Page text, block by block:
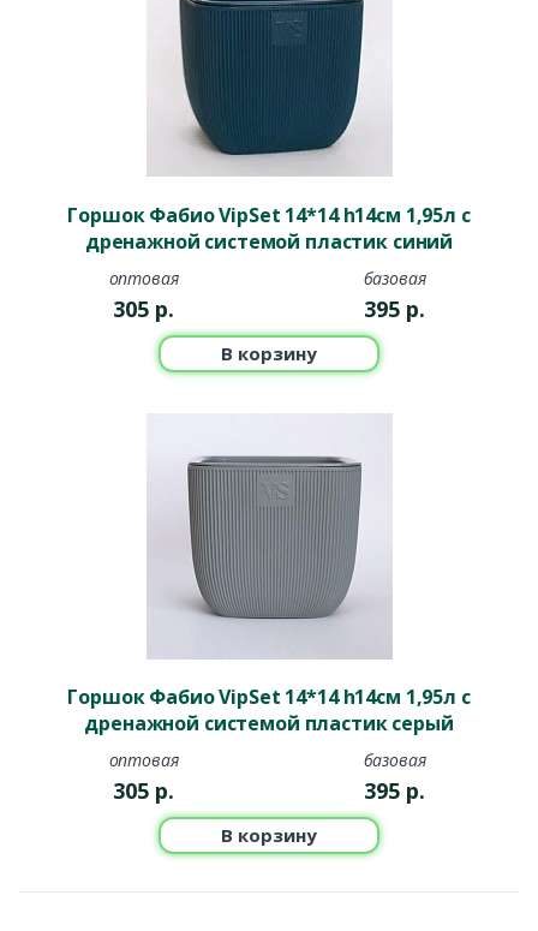
Горшок Фабио VipSet 14*14 h14см 1,95л с
дренажной системой пластик синий
оптовая
305 р.
базовая
395 р.
В корзину
Горшок Фабио VipSet 14*14 h14см 1,95л с
дренажной системой пластик серый
оптовая
305 р.
базовая
395 р.
В корзину